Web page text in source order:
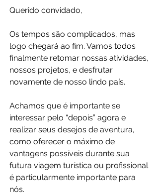
Querido convidado,
Os tempos são complicados, mas
logo chegará ao fim. Vamos todos
finalmente retomar nossas atividades,
nossos projetos, e desfrutar
novamente de nosso lindo país.
Achamos que é importante se
interessar pelo “depois” agora e
realizar seus desejos de aventura,
como oferecer o máximo de
vantagens possíveis durante sua
futura viagem turística ou profissional
é particularmente importante para
nós.